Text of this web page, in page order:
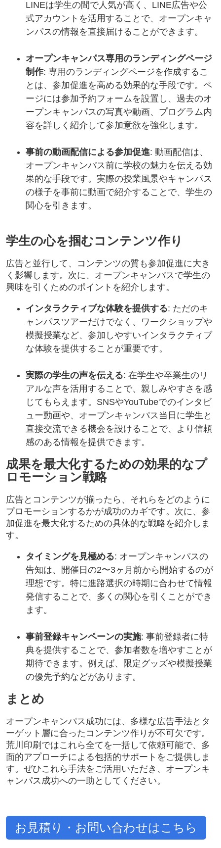
LINEは学生の間で人気が高く、LINE広告や公
式アカウントを活用することで、オープンキャ
ンパスの情報を直接届けることができます。
オープンキャンパス専用のランディングページ
制作: 専用のランディングページを作成するこ
とは、参加促進を高める効果的な手段です。ペ
ージには参加予約フォームを設置し、過去のオ
ープンキャンパスの写真や動画、プログラム内
容を詳しく紹介して参加意欲を強化します。
事前の動画配信による参加促進: 動画配信は、
オープンキャンパス前に学校の魅力を伝える効
果的な手段です。実際の授業風景やキャンパス
の様子を事前に動画で紹介することで、学生の
関心を引きます。
学生の心を掴むコンテンツ作り
広告と並行して、コンテンツの質も参加促進に大き
く影響します。次に、オープンキャンパスで学生の
興味を引くためのポイントを紹介します。
インタラクティブな体験を提供する: ただのキ
ャンパスツアーだけでなく、ワークショップや
模擬授業など、参加しやすいインタラクティブ
な体験を提供することが重要です。
実際の学生の声を伝える: 在学生や卒業生のリ
アルな声を活用することで、親しみやすさを感
じてもらえます。SNSやYouTubeでのインタビ
ュー動画や、オープンキャンパス当日に学生と
直接交流できる機会を設けることで、より信頼
感のある情報を提供できます。
成果を最大化するための効果的なプ
ロモーション戦略
広告とコンテンツが揃ったら、それらをどのように
プロモーションするかが成功のカギです。次に、参
加促進を最大化するための具体的な戦略を紹介しま
す。
タイミングを見極める: オープンキャンパスの
告知は、開催日の2〜3ヶ月前から開始するのが
理想です。特に進路選択の時期に合わせて情報
発信することで、多くの関心を引くことができ
ます。
事前登録キャンペーンの実施: 事前登録者に特
典を提供することで、参加者数を増やすことが
期待できます。例えば、限定グッズや模擬授業
の優先予約などがあります。
まとめ
オープンキャンパス成功には、多様な広告手法とタ
ーゲット層に合ったコンテンツ作りが不可欠です。
荒川印刷ではこれら全てを一括して依頼可能で、多
面的アプローチによる包括的サポートをご提供しま
す。ぜひこれら手法をご活用いただき、オープンキ
ャンパス成功への一助としてください。
お見積り・お問い合わせはこちら